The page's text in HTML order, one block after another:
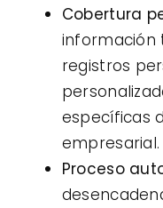
Cobertura
información
registros
específicas
empresarial.
Proceso